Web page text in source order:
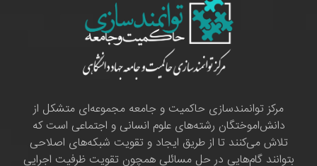
مرکز توانمندسازی حاکمیت و جامعه مجموعه‌ای متشکل از
دانش‌اموختگان رشته‌های علوم انسانی و اجتماعی است که
تلاش می‌کنند تا از طریق ایجاد و تقویت شبکه‌های اصلاحی
بتوانند گام‌هایی در حل مسائلی همچون تقویت ظرفیت اجرایی